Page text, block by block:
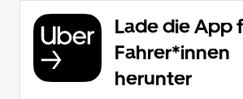
Lade die App
Fahrer*innen
herunter